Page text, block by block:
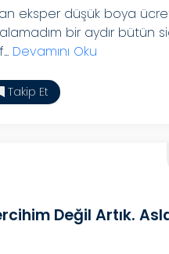
eksper düşük boya
bir aydır bütün
Devamını Oku
Takip Et
Değil Artık.